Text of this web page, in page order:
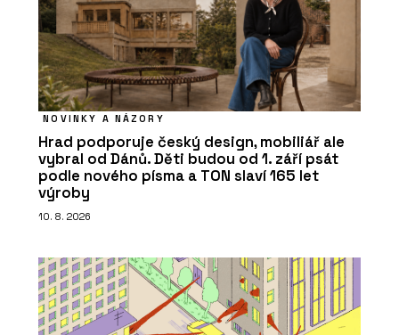
NOVINKY A NÁZORY
Hrad podporuje český design, mobiliář ale
vybral od Dánů. Děti budou od 1. září psát
podle nového písma a TON slaví 165 let
výroby
10. 8. 2026